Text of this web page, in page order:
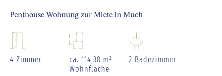
Penthouse Wohnung zur Miete in Much
4 Zimmer
ca. 114,38 m²
Wohnfläche
2 Badezimmer